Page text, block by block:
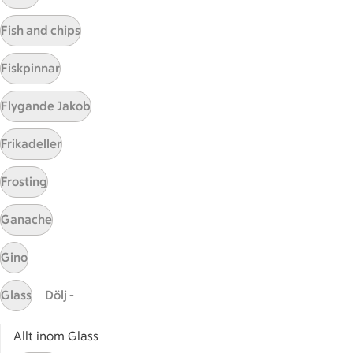
Sidfot
Start
Få snabbt svar
Prenumerera
Fish and chips
Fiskpinnar
Flygande Jakob
Frikadeller
Frosting
Ganache
Gino
Glass Dölj -
Allt inom Glass